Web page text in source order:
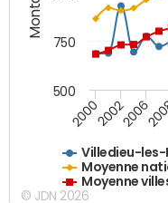
Villedieu-
Moyenne
Moyenne
200020022006
500
750
© JDN 2026